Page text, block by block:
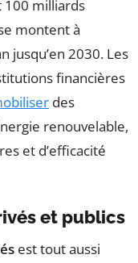
100 milliards
montent à
jusqu’en 2030. Les
financières
des
renouvelable,
et d’efficacité
et publics
est tout aussi